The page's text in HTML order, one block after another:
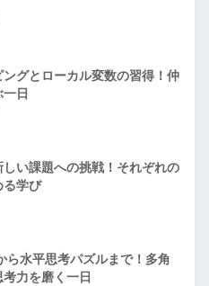
グとローカル変数の習得！仲
日
い課題への挑戦！それぞれの
る学び
ら水平思考パズルまで！多角
力を磨く一日